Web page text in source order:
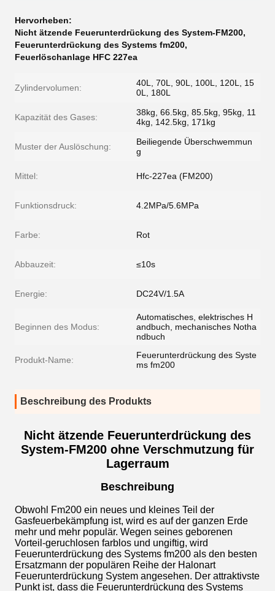
Hervorheben:
Nicht ätzende Feuerunterdrückung des System-FM200,
Feuerunterdrückung des Systems fm200,
Feuerlöschanlage HFC 227ea
Zylindervolumen:
40L, 70L, 90L, 100L, 120L, 15
0L, 180L
Kapazität des Gases:
38kg, 66.5kg, 85.5kg, 95kg, 11
4kg, 142.5kg, 171kg
Muster der Auslöschung:
Beiliegende Überschwemmun
g
Mittel: Hfc-227ea (FM200)
Funktionsdruck: 4.2MPa/5.6MPa
Farbe: Rot
Abbauzeit: ≤10s
Energie: DC24V/1.5A
Beginnen des Modus:
Automatisches, elektrisches H
andbuch, mechanisches Notha
ndbuch
Produkt-Name:
Feuerunterdrückung des Syste
ms fm200
Beschreibung des Produkts
Nicht ätzende Feuerunterdrückung des
System-FM200 ohne Verschmutzung für
Lagerraum
Beschreibung
Obwohl Fm200 ein neues und kleines Teil der
Gasfeuerbekämpfung ist, wird es auf der ganzen Erde
mehr und mehr populär. Wegen seines geborenen
Vorteil-geruchlosen farblos und ungiftig, wird
Feuerunterdrückung des Systems fm200 als den besten
Ersatzmann der populären Reihe der Halonart
Feuerunterdrückung System angesehen. Der attraktivste
Punkt ist, dass die Feuerunterdrückung des Systems